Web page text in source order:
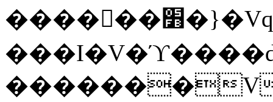
������׻�}�Vq���j¯���P�.QwO�ｓ
�������V